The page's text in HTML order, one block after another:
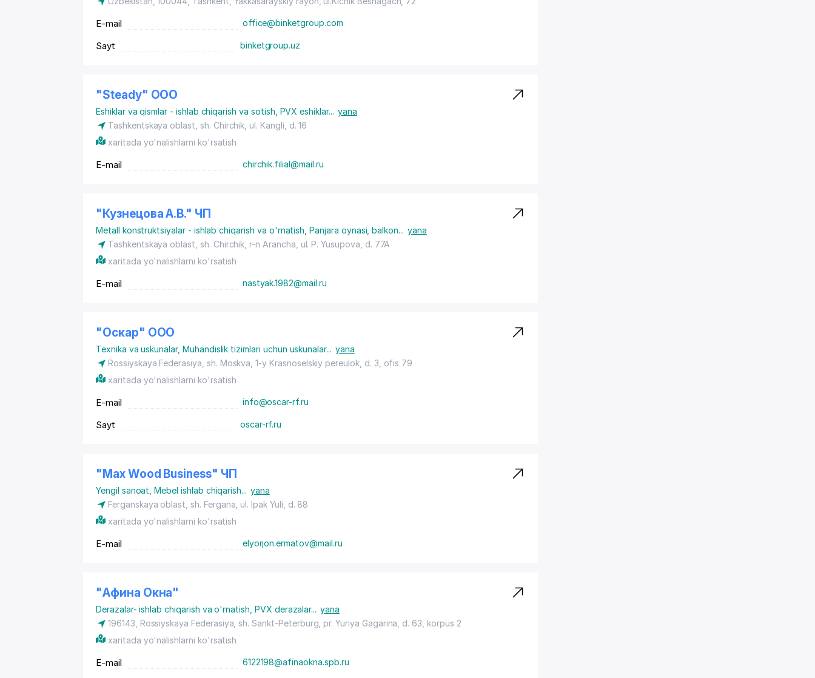
E-mail office@binketgroup.com
Sayt binketgroup.uz
"Steady" ООО
Eshiklar va qismlar - ishlab chiqarish va sotish PVX eshiklar... yana
Tashkentskaya oblast, sh. Chirchik ul. Kangli , d. 16
xaritada yo'nalishlarni ko'rsatish
E-mail chirchik.filial@mail.ru
"Кузнецова А.В." ЧП
Metall konstruktsiyalar - ishlab chiqarish va o'rnatish ,Panjara oynasi, balkon... yana
Tashkentskaya oblast, sh. Chirchik , r-n Arancha, ul. P. Yusupova , d. 77A
xaritada yo'nalishlarni ko'rsatish
E-mail nastyak.1982@mail.ru
"Оскар" ООО
Texnika va uskunalar, Muhandislik tizimlari uchun uskunalar... yana
Rossiyskaya Federasiya, sh. Moskva , 1-y Krasnoselskiy pereulok, d. 3, ofis 79
xaritada yo'nalishlarni ko'rsatish
E-mail info@oscar-rf.ru
Sayt oscar-rf.ru
"Max Wood Business" ЧП
Yengil sanoat ,Mebel ishlab chiqarish... yana
Ferganskaya oblast, sh. Fergana , ul. Ipak Yuli, d. 88
xaritada yo'nalishlarni ko'rsatish
E-mail elyorjon.ermatov@mail.ru
"Афина Окна"
Derazalar- ishlab chiqarish va o'rnatish PVX derazalar... yana
196143, Rossiyskaya Federasiya,sh. Sankt-Peterburg , pr. Yuriya Gagarina, d. 63, korpus 2
xaritada yo'nalishlarni ko'rsatish
E-mail 6122198@afinaokna.spb.ru